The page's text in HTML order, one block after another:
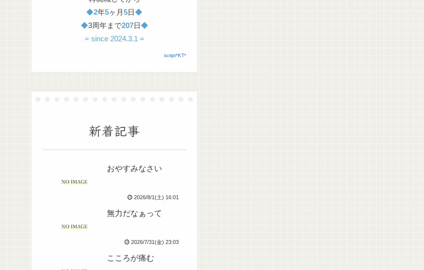
◆2年5ヶ月5日◆
◆3周年まで207日◆
= since 2024.3.1 =
script*KT*
新着記事
おやすみなさい
2026/8/1(土) 16:01
無力だなぁって
2026/7/31(金) 23:03
こころが痛む